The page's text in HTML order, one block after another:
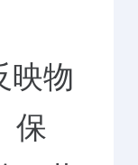
映物
保